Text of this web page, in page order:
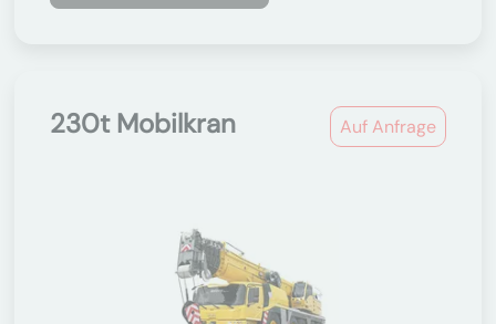
Auf Anfrage
230t Mobilkran